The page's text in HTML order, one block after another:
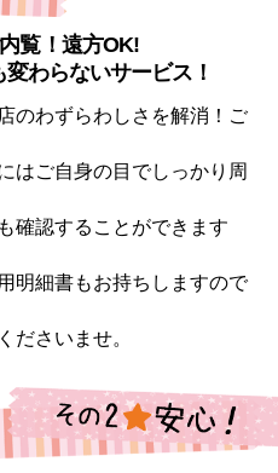
覧！遠方OK!
わらないサービス！
のわずらわしさを解消！ご
はご自身の目でしっかり周
確認することができます
明細書もお持ちしますので
ださいませ。